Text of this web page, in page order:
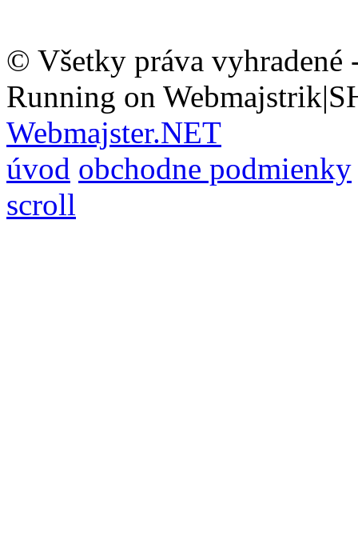
© Všetky práva vyhradené
Running on
Webmajster.NET
úvod obchodne podmienky
scroll